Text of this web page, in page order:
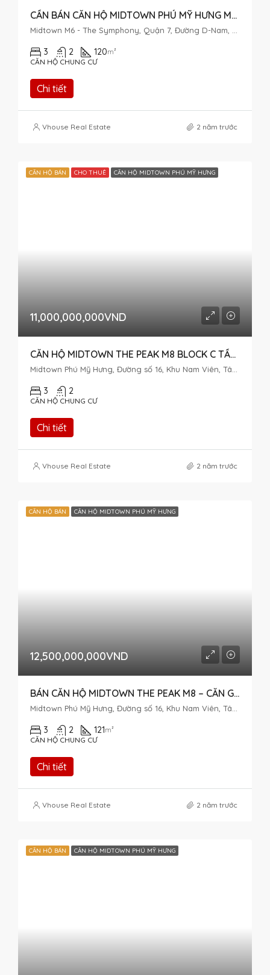
CẦN BÁN CĂN HỘ MIDTOWN PHÚ MỸ HƯNG M6 FULL NỘI THẤT CAO CẤP
Midtown M6 - The Symphony, Quận 7, Đường D-Nam, Khu đô thị Phú Mỹ Hưng, Tân Phú, Quận 7, Thành phố Hồ Chí Minh, Việt Nam
3 2 120m²
CĂN HỘ CHUNG CƯ
Chi tiết
Vhouse Real Estate 2 năm trước
CĂN HỘ BÁN CHO THUÊ CĂN HỘ MIDTOWN PHÚ MỸ HƯNG
11,000,000,000VND
CĂN HỘ MIDTOWN THE PEAK M8 BLOCK C TẦNG CAO – BÁN HOẶC CHO THUÊ
Midtown Phú Mỹ Hưng, Đường số 16, Khu Nam Viên, Tân Phú, Quận 7, Thành phố Hồ Chí Minh, Việt Nam
3 2
CĂN HỘ CHUNG CƯ
Chi tiết
Vhouse Real Estate 2 năm trước
CĂN HỘ BÁN CĂN HỘ MIDTOWN PHÚ MỸ HƯNG
12,500,000,000VND
BÁN CĂN HỘ MIDTOWN THE PEAK M8 – CĂN GÓC 3 PN ĐẸP
Midtown Phú Mỹ Hưng, Đường số 16, Khu Nam Viên, Tân Phú, Quận 7, Thành phố Hồ Chí Minh, Việt Nam
3 2 121m²
CĂN HỘ CHUNG CƯ
Chi tiết
Vhouse Real Estate 2 năm trước
CĂN HỘ BÁN CĂN HỘ MIDTOWN PHÚ MỸ HƯNG